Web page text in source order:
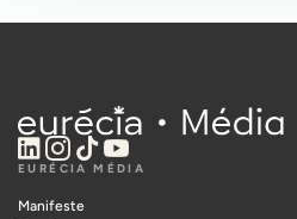
EURÉCIA MÉDIA
Manifeste